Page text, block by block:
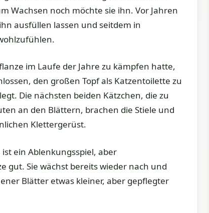
Wachsen noch möchte sie ihn. Vor Jahren
ausfüllen lassen und seitdem in
im Laufe der Jahre zu kämpfen hatte,
den großen Topf als Katzentoilette zu
Die nächsten beiden Kätzchen, die zu
an den Blättern, brachen die Stiele und
Klettergerüst.
ein Ablenkungsspiel, aber
gut. Sie wächst bereits wieder nach und
Blätter etwas kleiner, aber gepflegter